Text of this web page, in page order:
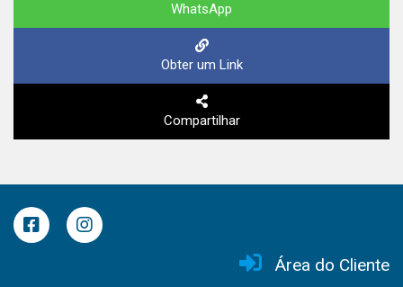
WhatsApp
Obter um Link
Compartilhar
Área do Cliente